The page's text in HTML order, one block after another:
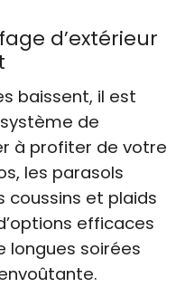
d’extérieur
baissent, il est
de
à profiter de votre
les parasols
coussins et plaids
efficaces
longues soirées